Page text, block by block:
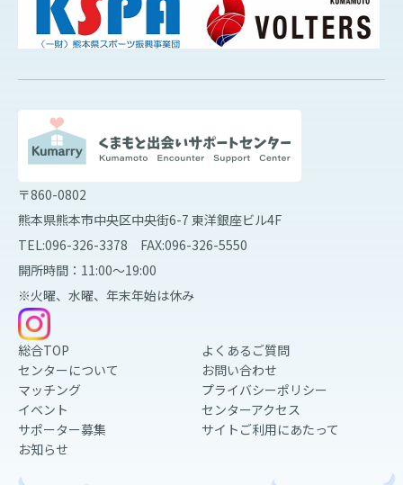
〒860-0802
熊本県熊本市中央区中央街6-7 東洋銀座ビル4F
TEL:096-326-3378 FAX:096-326-5550
開所時間：11:00～19:00
※火曜、水曜、年末年始は休み
総合TOP
よくあるご質問
センターについて
お問い合わせ
マッチング
プライバシーポリシー
イベント
センターアクセス
サポーター募集
サイトご利用にあたって
お知らせ